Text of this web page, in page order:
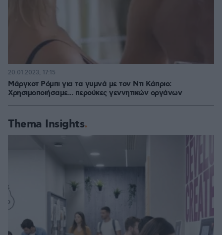
Μάργκοτ Ρόμπι για τα γυμνά με τον Ντι Κάπριο:
Χρησιμοποιήσαμε... περούκες γεννητικών οργάνων
20.01.2023, 17:15
Thema Insights